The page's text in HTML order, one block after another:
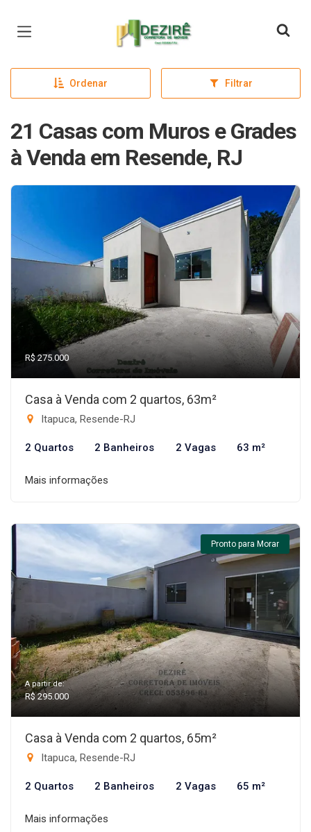
Página inicial
Ordenar Filtrar
21 Casas com Muros e Grades
à Venda em Resende, RJ
R$ 275.000
Casa à Venda com 2 quartos, 63m²
Itapuca, Resende-RJ
2 Quartos 2 Banheiros 2 Vagas 63 m²
Mais informações
Pronto para Morar
A partir de:
R$ 295.000
Casa à Venda com 2 quartos, 65m²
Itapuca, Resende-RJ
2 Quartos 2 Banheiros 2 Vagas 65 m²
Mais informações